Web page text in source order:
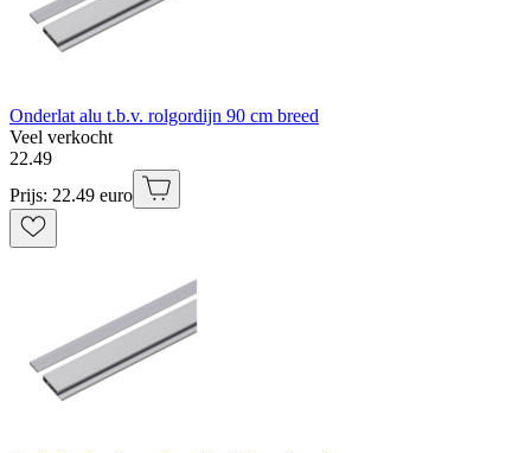
Onderlat alu t.b.v. rolgordijn 90 cm breed
Veel verkocht
22.49
Prijs: 22.49 euro